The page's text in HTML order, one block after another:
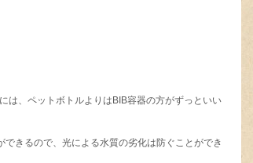
は、ペットボトルよりはBIB容器の方がずっといい
きるので、光による水質の劣化は防ぐことができ